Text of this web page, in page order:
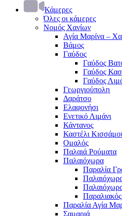
Κάμερες
Όλες οι κάμερες
Νομός Χανίων
Αγία Μαρίνα –
Βάμος
Γαύδος
Γαύδος
Γαύδος
Γαύδος
Γεωργιούπολη
Δαράτσο
Ελαφονήσι
Ενετικό Λιμάνι
Κάντανος
Καστέλι
Ομαλός
Παλαιά Ρούματα
Παλαιόχωρα
Παραλία
Παραλία Αγία
Σαμαριά